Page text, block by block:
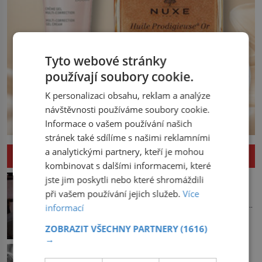
ZAJÍMAVOSTI
Kde se vzalo námořnické tetování?
Do přístavu připlouvá loď, a jakmile
zvláštním houpavým krokem. A kdyby je
Tyto webové stránky
používají soubory cookie.
K personalizaci obsahu, reklam a analýze
návštěvnosti používáme soubory cookie.
Informace o vašem používání našich
stránek také sdílíme s našimi reklamními
a analytickými partnery, kteří je mohou
kombinovat s dalšími informacemi, které
jste jim poskytli nebo které shromáždili
při vašem používání jejich služeb.Více
informací
ZOBRAZIT VŠECHNY PARTNERY(1616)
→